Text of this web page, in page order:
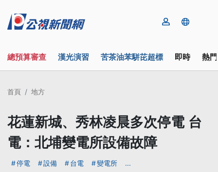
總預算審查 漢光演習 苦茶油苯駢芘超標 即時 熱
首頁 地方
花蓮新城、秀林凌晨多次停電 台
電：北埔變電所設備故障
停電 設備 台電 變電所 ...